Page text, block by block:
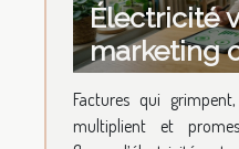
Électricité
marketing
?
Factures qui
multiplient et